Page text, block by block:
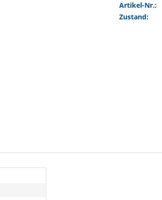
Artikel-Nr.:
Zustand: